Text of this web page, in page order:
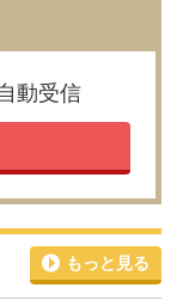
動受信
もっと見る